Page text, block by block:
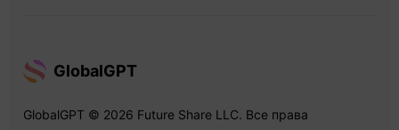
GlobalGPT
GlobalGPT © 2026 Future Share LLC. Все права